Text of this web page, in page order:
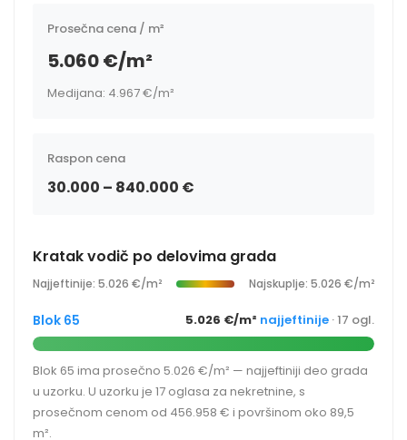
Prosečna cena / m²
5.060 €/m²
Medijana: 4.967 €/m²
Raspon cena
30.000 – 840.000 €
Kratak vodič po delovima grada
Najjeftinije: 5.026 €/m² Najskuplje: 5.026 €/m²
Blok 65 5.026 €/m² najjeftinije · 17 ogl.
Blok 65 ima prosečno 5.026 €/m² — najjeftiniji deo grada
u uzorku. U uzorku je 17 oglasa za nekretnine, s
prosečnom cenom od 456.958 € i površinom oko 89,5
m².